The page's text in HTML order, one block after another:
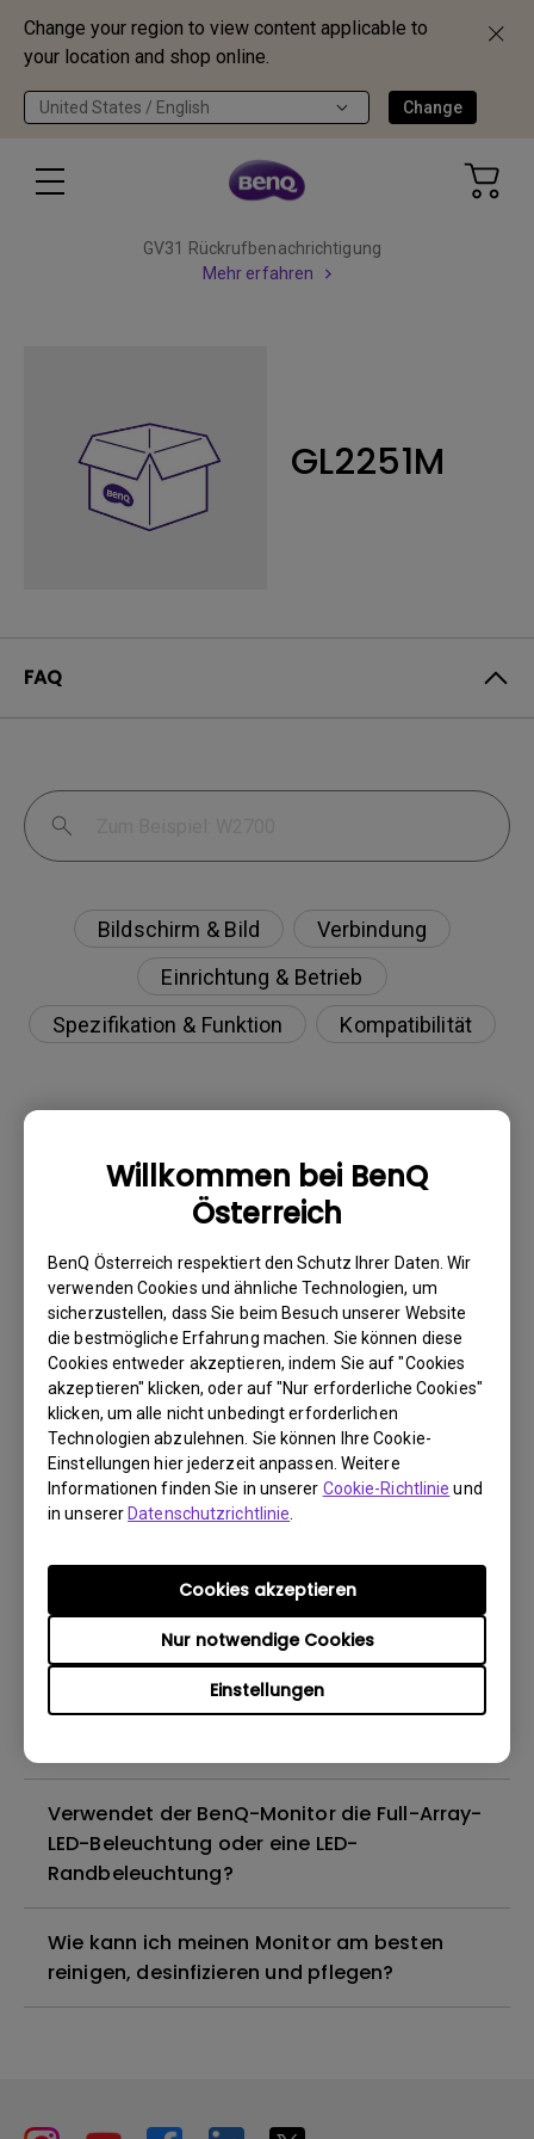
Change your region to view content applicable to
your location and shop online.
United States / English Change
Willkommen bei BenQ
Österreich
BenQ Österreich respektiert den Schutz Ihrer Daten. Wir
verwenden Cookies und ähnliche Technologien, um
sicherzustellen, dass Sie beim Besuch unserer Website
die bestmögliche Erfahrung machen. Sie können diese
Cookies entweder akzeptieren, indem Sie auf "Cookies
akzeptieren" klicken, oder auf "Nur erforderliche Cookies"
klicken, um alle nicht unbedingt erforderlichen
Technologien abzulehnen. Sie können Ihre Cookie-
Einstellungen hier jederzeit anpassen. Weitere
Informationen finden Sie in unserer Cookie-Richtlinie und
in unsererDatenschutzrichtlinie
Einstellungen
Nur notwendige Cookies
Cookies akzeptieren
GV31 Rückrufbenachrichtigung
Mehr erfahren
GL2251M
FAQ
Bildschirm & Bild
Verbindung
Einrichtung & Betrieb
Spezifikation & Funktion
Kompatibilität
Warum kann mein BenQ-Monitor über ein
USB-C(Typ C)-Kabel nicht ordnungsgemäß
angezeigt werden?
Wie kann ich Flimmern auf einem externen
Mac M1/M2-Monitor beheben?
Muss ich den WHQL-Treiber (Windows
Hardware Quality Labs) in Windows für
meinen BenQ-Monitor installieren? Gibt es
eine aktualisierte Version des WHQL-
Treibers?
Wieso flackert mein Monitor?
Sind alle BenQ-Monitore oder nur
bestimmte Modelle quecksilberfrei?
Verwendet der BenQ-Monitor die Full-Array-
LED-Beleuchtung oder eine LED-
Randbeleuchtung?
Wie kann ich meinen Monitor am besten
reinigen, desinfizieren und pflegen?